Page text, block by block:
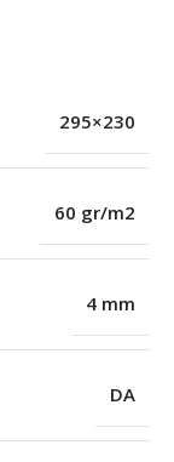
295×230
60 gr/m2
4 mm
DA